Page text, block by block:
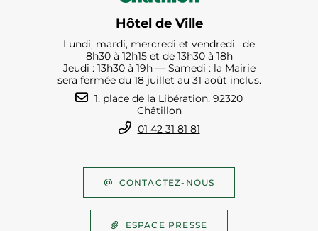
Hôtel de Ville
Lundi, mardi, mercredi et vendredi : de
8h30 à 12h15 et de 13h30 à 18h
Jeudi : 13h30 à 19h — Samedi : la Mairie
sera fermée du 18 juillet au 31 août inclus.
1, place de la Libération, 92320
Châtillon
01 42 31 81 81
CONTACTEZ-NOUS
ESPACE PRESSE